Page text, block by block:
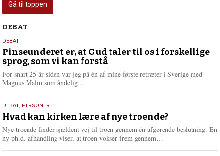
Gå til toppen
Debat
DEBAT
5.
august
2026
DEBAT
Pinseunderet er, at Gud taler til os i forskellige
sprog, som vi kan forstå
For snart 25 år siden var jeg på én af mine første retræter i Sverige med
Magnus Malm som åndelig…
e
r
e
25.
juli
2026
DEBAT, PERSONER
Hvad kan kirken lære af nye troende?
Nye troende finder sjældent vej til troen gennem én afgørende beslutning. En
ny ph.d.-afhandling viser, at troen vokser frem gennem…